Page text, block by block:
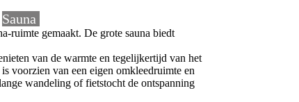
Sauna
ruimte gemaakt. De grote sauna biedt
van de warmte en tegelijkertijd van het
voorzien van een eigen omkleedruimte en
wandeling of fietstocht de ontspanning